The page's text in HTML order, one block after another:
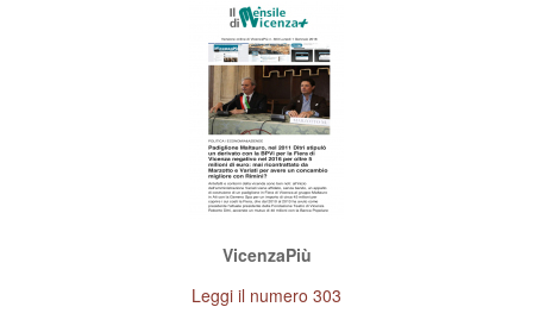
VicenzaPiù
Leggi il numero 303